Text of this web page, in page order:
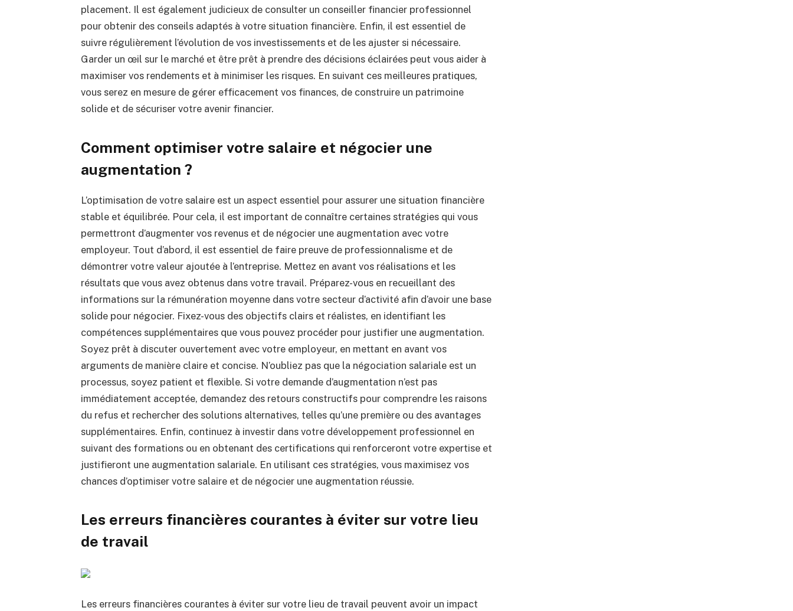
placement. Il est également judicieux de consulter un conseiller financier professionnel
pour obtenir des conseils adaptés à votre situation financière. Enfin, il est essentiel de
suivre régulièrement l’évolution de vos investissements et de les ajuster si nécessaire.
Garder un œil sur le marché et être prêt à prendre des décisions éclairées peut vous aider à
maximiser vos rendements et à minimiser les risques. En suivant ces meilleures pratiques,
vous serez en mesure de gérer efficacement vos finances, de construire un patrimoine
solide et de sécuriser votre avenir financier.
Comment optimiser votre salaire et négocier une
augmentation ?
L’optimisation de votre salaire est un aspect essentiel pour assurer une situation financière
stable et équilibrée. Pour cela, il est important de connaître certaines stratégies qui vous
permettront d’augmenter vos revenus et de négocier une augmentation avec votre
employeur. Tout d’abord, il est essentiel de faire preuve de professionnalisme et de
démontrer votre valeur ajoutée à l’entreprise. Mettez en avant vos réalisations et les
résultats que vous avez obtenus dans votre travail. Préparez-vous en recueillant des
informations sur la rémunération moyenne dans votre secteur d’activité afin d’avoir une base
solide pour négocier. Fixez-vous des objectifs clairs et réalistes, en identifiant les
compétences supplémentaires que vous pouvez procéder pour justifier une augmentation.
Soyez prêt à discuter ouvertement avec votre employeur, en mettant en avant vos
arguments de manière claire et concise. N’oubliez pas que la négociation salariale est un
processus, soyez patient et flexible. Si votre demande d’augmentation n’est pas
immédiatement acceptée, demandez des retours constructifs pour comprendre les raisons
du refus et rechercher des solutions alternatives, telles qu’une première ou des avantages
supplémentaires. Enfin, continuez à investir dans votre développement professionnel en
suivant des formations ou en obtenant des certifications qui renforceront votre expertise et
justifieront une augmentation salariale. En utilisant ces stratégies, vous maximisez vos
chances d’optimiser votre salaire et de négocier une augmentation réussie.
Les erreurs financières courantes à éviter sur votre lieu
de travail
Les erreurs financières courantes à éviter sur votre lieu de travail peuvent avoir un impact